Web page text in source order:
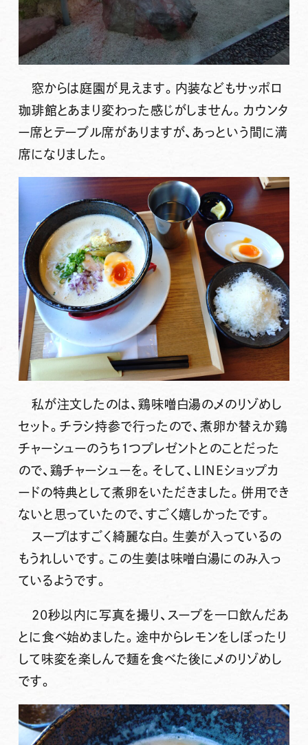
窓からは庭園が見えます。内装などもサッポロ
珈琲館とあまり変わった感じがしません。カウンタ
ー席とテーブル席がありますが、あっという間に満
席になりました。
私が注文したのは、鶏味噌白湯の〆のリゾめし
セット。チラシ持参で行ったので、煮卵か替えか鶏
チャーシューのうち1つプレゼントとのことだった
ので、鶏チャーシューを。そして、LINEショップカ
ードの特典として煮卵をいただきました。併用でき
ないと思っていたので、すごく嬉しかったです。
スープはすごく綺麗な白。生姜が入っているの
もうれしいです。この生姜は味噌白湯にのみ入っ
ているようです。
20秒以内に写真を撮り、スープを一口飲んだあ
とに食べ始めました。途中からレモンをしぼったり
して味変を楽しんで麺を食べた後に〆のリゾめし
です。